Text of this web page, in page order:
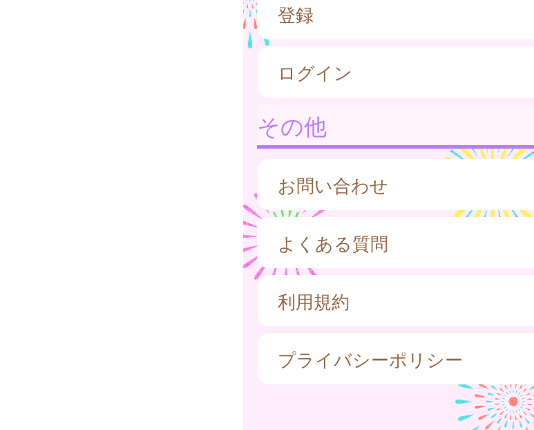
登録
ログイン
その他
お問い合わせ
よくある質問
利用規約
プライバシーポリシー